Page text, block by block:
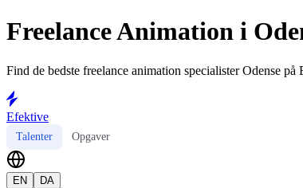
Freelance Animation i
Find de bedste freelance animation specialister Odense
Efektive
Talenter Opgaver
EN DA